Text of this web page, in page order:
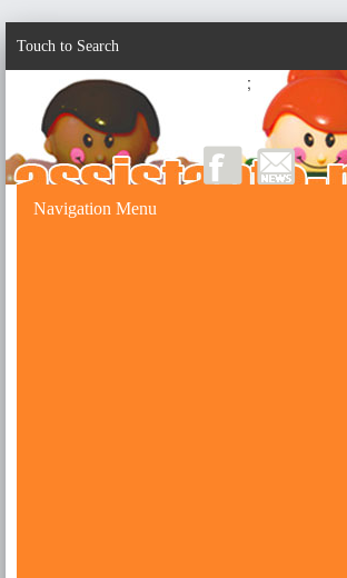
Touch to Search
;
Navigation Menu